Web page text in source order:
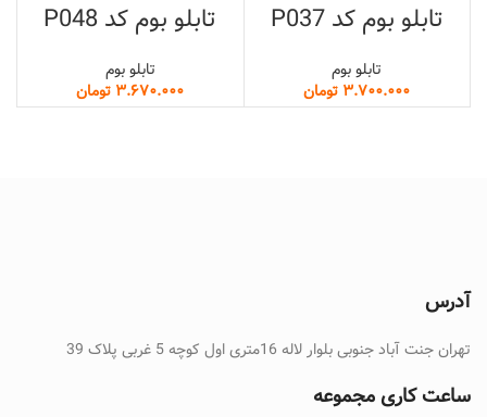
تابلو بوم کد P037
تابلو بوم
تومان
تابلو بوم کد P048
تابلو بوم
تومان
آدرس
تهران جنت آباد جنوبی بلوار لاله 16متری اول کوچه 5 غربی پلاک 39
ساعت کاری مجموعه